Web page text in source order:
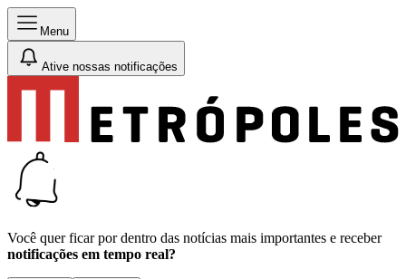
Menu
Ative nossas notificações
Você quer ficar por dentro das notícias mais importantes e receber
notificações em tempo real?